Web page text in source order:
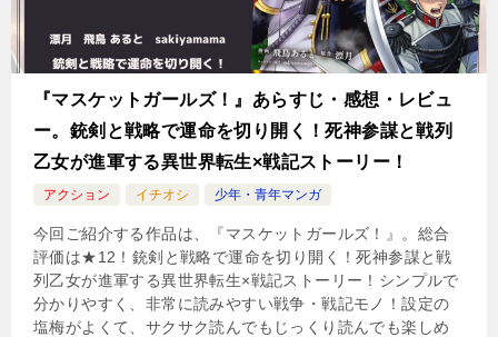
『マスケットガールズ！』あらすじ・感想・レビュ
ー。銃剣と戦略で運命を切り開く！死神参謀と戦列
乙女が進軍する異世界転生×戦記ストーリー！
アクション イチオシ 少年・青年マンガ
今回ご紹介する作品は、『マスケットガールズ！』。総合
評価は★12！銃剣と戦略で運命を切り開く！死神参謀と戦
列乙女が進軍する異世界転生×戦記ストーリー！シンプルで
分かりやすく、非常に読みやすい戦争・戦記モノ！設定の
塩梅がよくて、サクサク読んでもじっくり読んでも楽しめ